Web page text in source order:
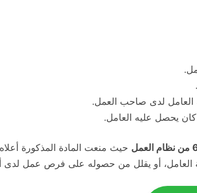
العامل لدى صاحب العمل.
كان يحصل عليه العامل.
حيث منعت المادة المذكورة
العامل، أو يقلل من حصوله على فرص عمل لدى